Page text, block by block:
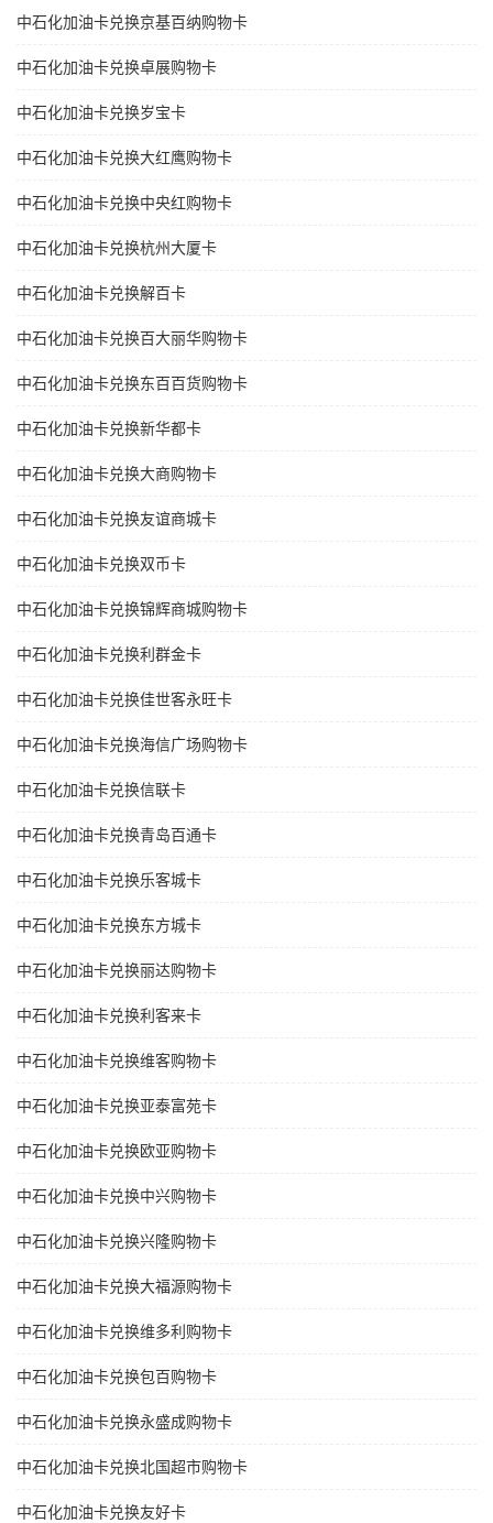
中石化加油卡兑换京基百纳购物卡
中石化加油卡兑换卓展购物卡
中石化加油卡兑换岁宝卡
中石化加油卡兑换大红鹰购物卡
中石化加油卡兑换中央红购物卡
中石化加油卡兑换杭州大厦卡
中石化加油卡兑换解百卡
中石化加油卡兑换百大丽华购物卡
中石化加油卡兑换东百百货购物卡
中石化加油卡兑换新华都卡
中石化加油卡兑换大商购物卡
中石化加油卡兑换友谊商城卡
中石化加油卡兑换双币卡
中石化加油卡兑换锦辉商城购物卡
中石化加油卡兑换利群金卡
中石化加油卡兑换佳世客永旺卡
中石化加油卡兑换海信广场购物卡
中石化加油卡兑换信联卡
中石化加油卡兑换青岛百通卡
中石化加油卡兑换乐客城卡
中石化加油卡兑换东方城卡
中石化加油卡兑换丽达购物卡
中石化加油卡兑换利客来卡
中石化加油卡兑换维客购物卡
中石化加油卡兑换亚泰富苑卡
中石化加油卡兑换欧亚购物卡
中石化加油卡兑换中兴购物卡
中石化加油卡兑换兴隆购物卡
中石化加油卡兑换大福源购物卡
中石化加油卡兑换维多利购物卡
中石化加油卡兑换包百购物卡
中石化加油卡兑换永盛成购物卡
中石化加油卡兑换北国超市购物卡
中石化加油卡兑换友好卡